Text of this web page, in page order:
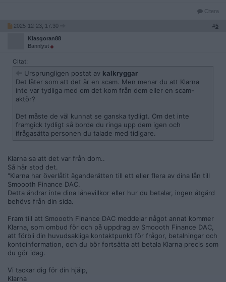
Citera
2025-12-23, 17:30 #5
Klasgoran88
Bannlyst
Citat:
Ursprungligen postat av kalkryggar
Det låter som att det är en scam. Men menar du att Klarna
inte var tydliga med om det kom från dem eller en scam-
aktör?
Det måste de väl kunnat se ganska tydligt. Om det inte
framgick tydligt så borde du ringa upp dem igen och
ifrågasätta personen du talade med tidigare.
Klarna sa att det var från dom..
Så här stod det.
"Klarna har överlåtit äganderätten till ett eller flera av dina lån till
Smoooth Finance DAC.
Detta ändrar inte dina lånevillkor eller hur du betalar, ingen åtgärd
behövs från din sida.
Fram till att Smoooth Finance DAC meddelar något annat kommer
Klarna, som ombud för och på uppdrag av Smoooth Finance DAC,
att förbli din huvudsakliga kontaktpunkt för frågor, betalningar och
kontoinformation, och du bör fortsätta att betala Klarna precis som
du gör idag.
Vi tackar dig för din hjälp,
Klarna